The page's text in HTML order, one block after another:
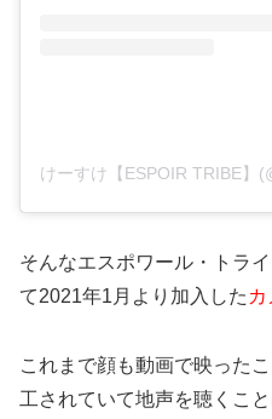
そんなエスポワール・トラ
て2021年1月より加入した
これまで顔も動画で映った
工されていて地声を聴くこ